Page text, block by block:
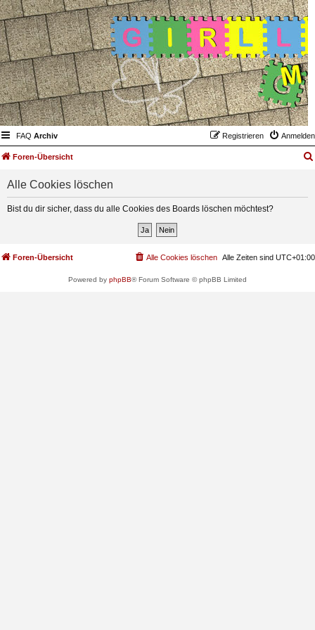
FAQ Archiv Anmelden
Registrieren
Foren-Übersicht
Alle Cookies löschen
Bist du dir sicher, dass du alle Cookies des Boards löschen möchtest?
Foren-Übersicht Alle Zeiten sind UTC+01:00
Alle Cookies löschen
Powered by phpBB® Forum Software © phpBB Limited